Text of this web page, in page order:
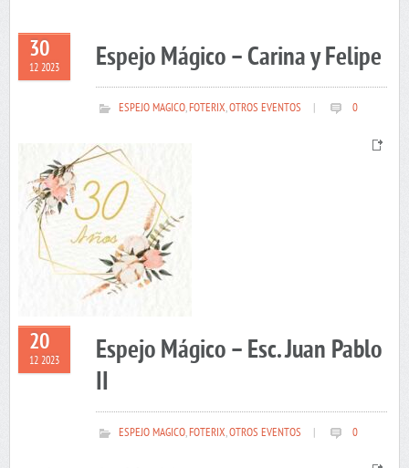
30
12 2023 Espejo Mágico – Carina y Felipe
ESPEJO MAGICO,FOTERIX,OTROS EVENTOS 0
20
12 2023
Espejo Mágico – Esc. Juan Pablo
II
ESPEJO MAGICO,FOTERIX,OTROS EVENTOS 0